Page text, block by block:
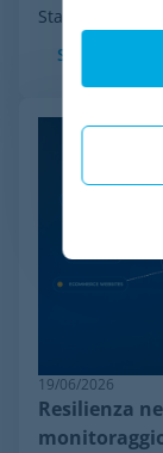
Stati Uniti.
Scopri di più
19/06/2026
Resilienza